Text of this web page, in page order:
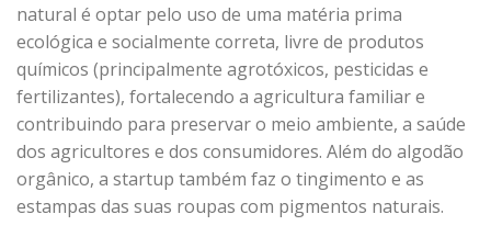
natural é optar pelo uso de uma matéria prima
ecológica e socialmente correta, livre de produtos
químicos (principalmente agrotóxicos, pesticidas e
fertilizantes), fortalecendo a agricultura familiar e
contribuindo para preservar o meio ambiente, a saúde
dos agricultores e dos consumidores. Além do algodão
orgânico, a startup também faz o tingimento e as
estampas das suas roupas com pigmentos naturais.